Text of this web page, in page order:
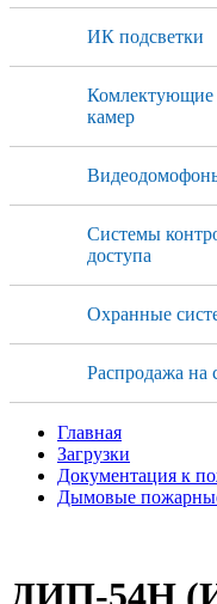
ИК подсветки
Комлектующие
камер
Системы
доступа
Охранные
Распродажа на
Главная
Загрузки
Документация к
Дымовые